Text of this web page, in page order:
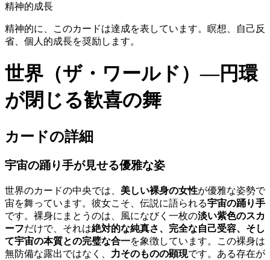
精神的成長
精神的に、このカードは達成を表しています。瞑想、自己反
省、個人的成長を奨励します。
世界（ザ・ワールド）―円環
が閉じる歓喜の舞
カードの詳細
宇宙の踊り手が見せる優雅な姿
世界のカードの中央では、 美しい裸身の女性が優雅な姿勢で
宙を舞っています。彼女こそ、伝説に語られる宇宙の踊り手
です。裸身にまとうのは、風になびく一枚の淡い紫色のスカ
ーフだけで、それは絶対的な純真さ、完全な自己受容、そし
て宇宙の本質との完璧な合一を象徴しています。この裸身は
無防備な露出ではなく、 力そのものの顕現です。ある存在が